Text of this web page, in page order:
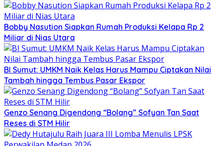
Bobby Nasution Siapkan Rumah Produksi Kelapa Rp 2
Miliar di Nias Utara
BI Sumut: UMKM Naik Kelas Harus Mampu Ciptakan Nilai
Tambah hingga Tembus Pasar Ekspor
Genzo Senang Digendong “Bolang” Sofyan Tan Saat
Reses di STM Hilir